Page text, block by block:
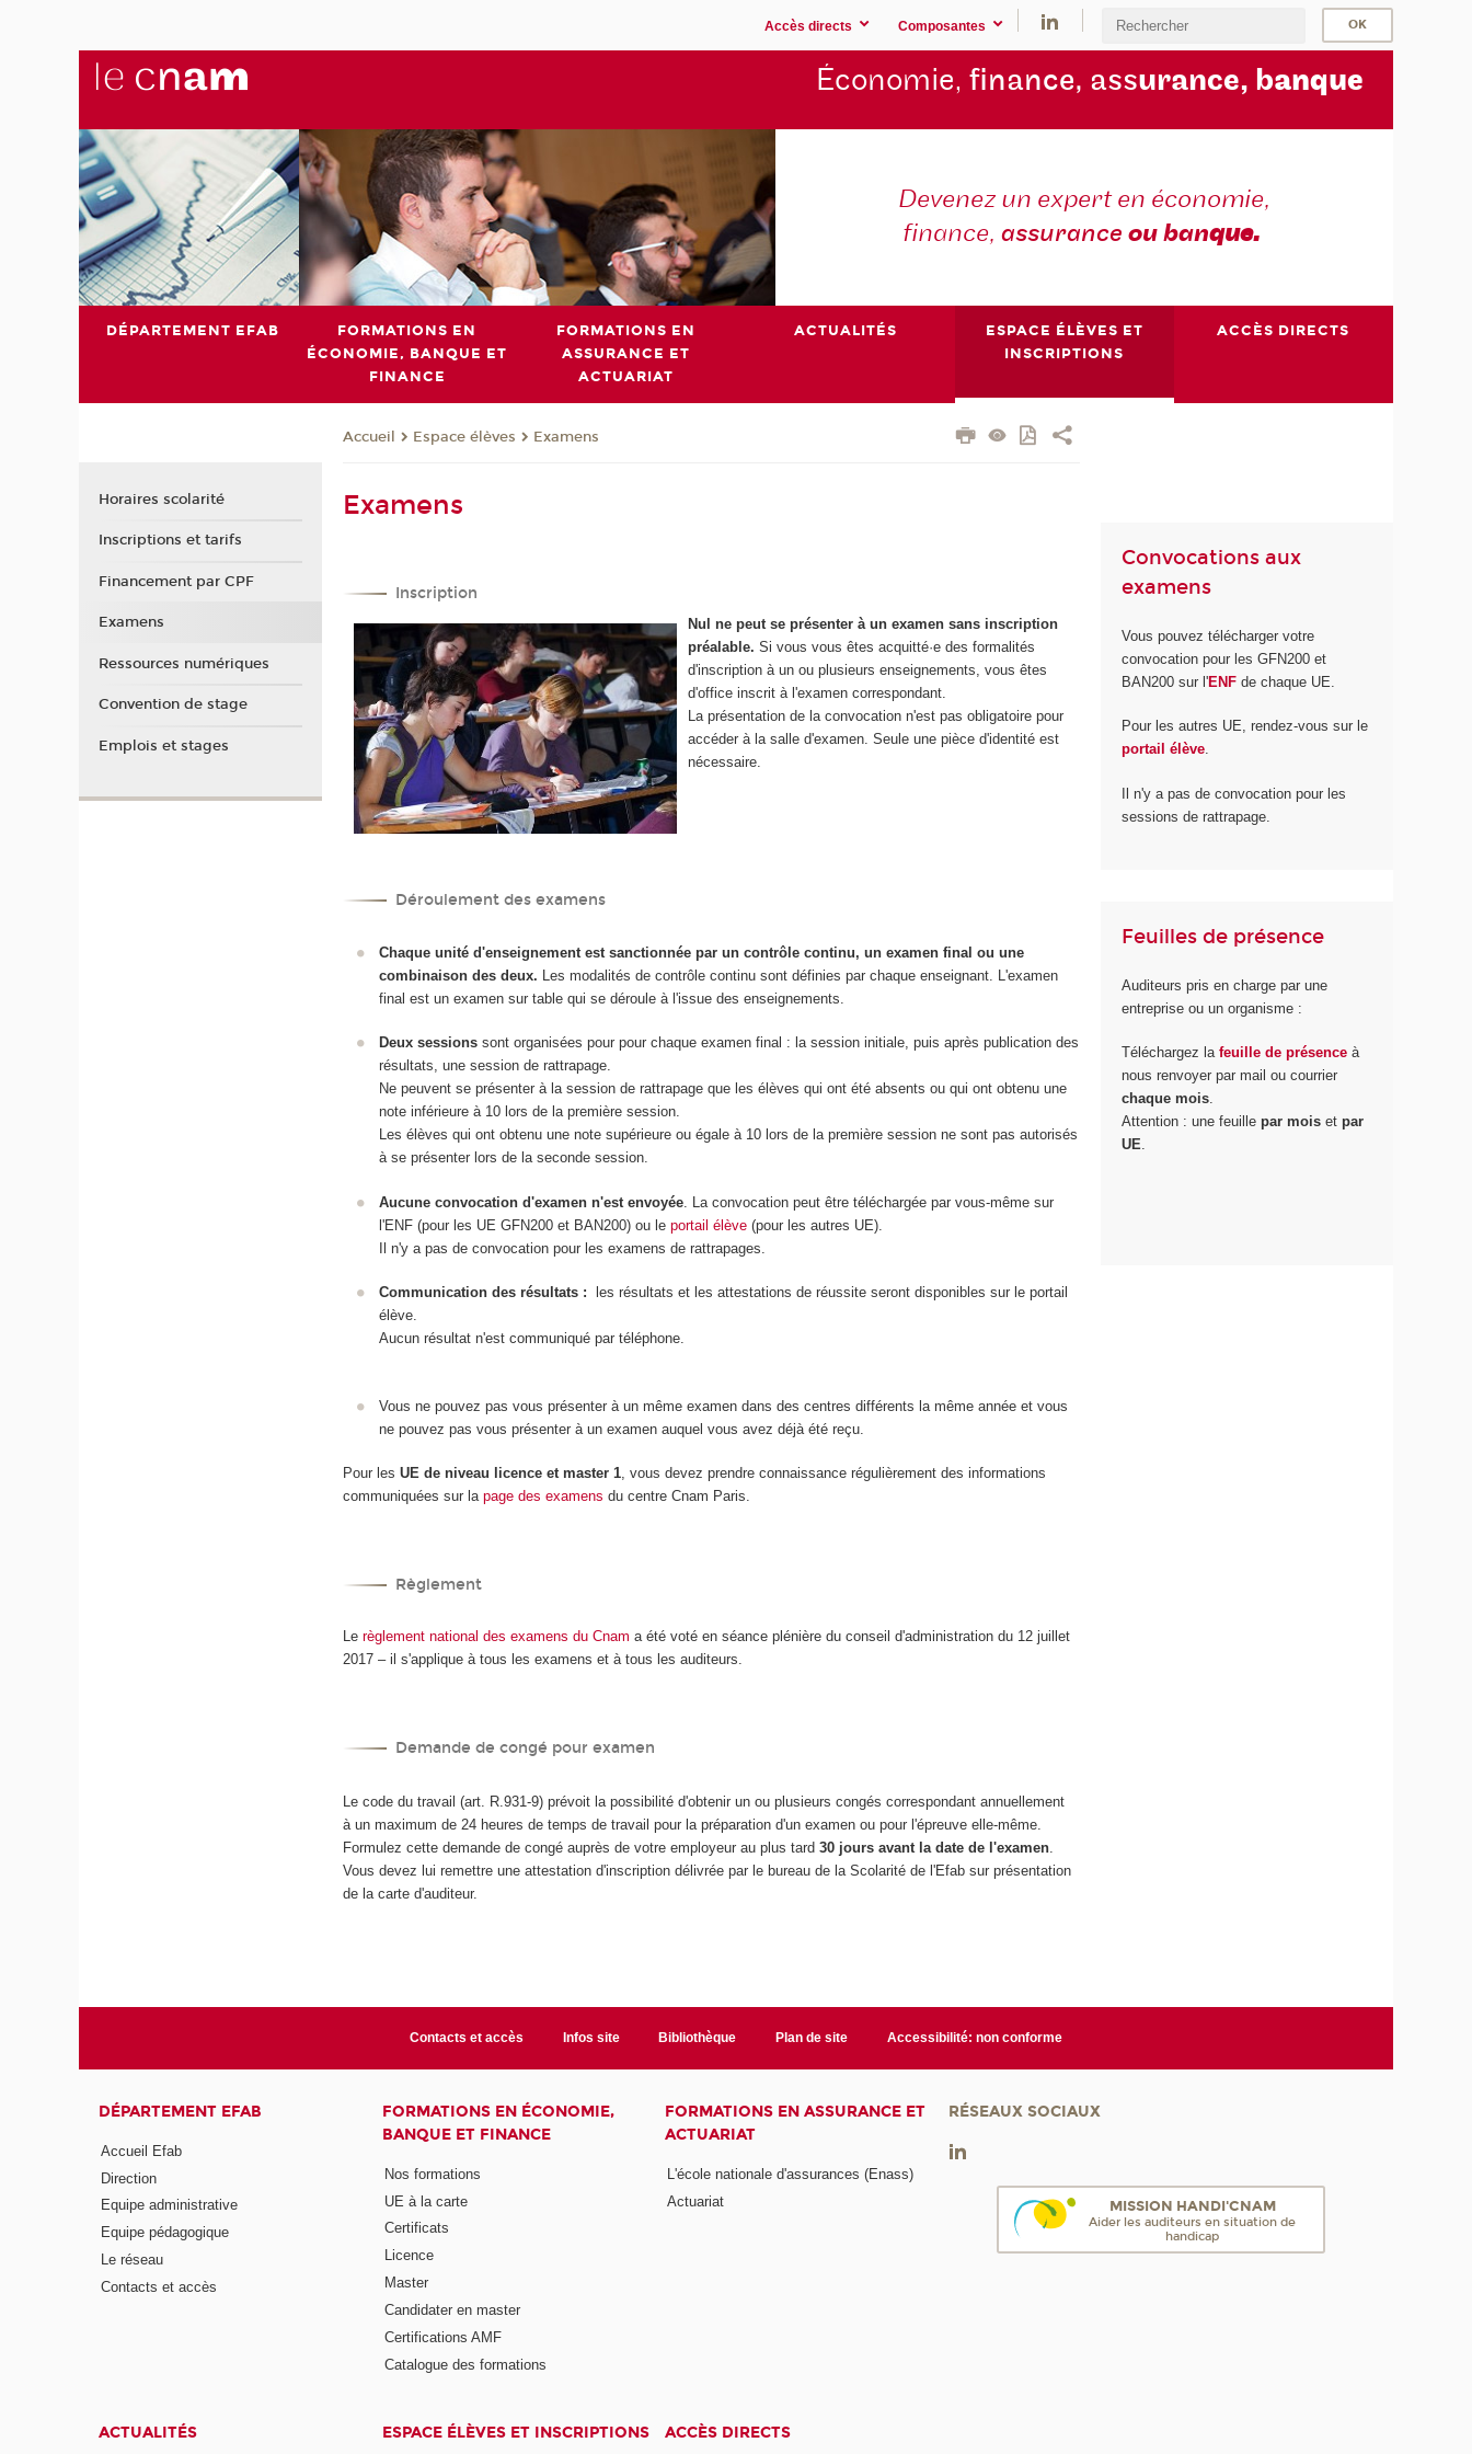
Accès directs Composantes
Économie, finance, assurance, banque
Devenez un expert en économie,
finance, assurance ou banque.
DÉPARTEMENT EFAB
FORMATIONS EN
ÉCONOMIE, BANQUE ET
FINANCE
FORMATIONS EN
ASSURANCE ET
ACTUARIAT
ACTUALITÉS
ESPACE ÉLÈVES ET
INSCRIPTIONS
ACCÈS DIRECTS
Accueil Espace élèves Examens
Examens
Inscription
Nul ne peut se présenter à un examen sans inscription
préalable.Si vous vous êtes acquitté·e des formalités
d'inscription à un ou plusieurs enseignements, vous êtes
d'office inscrit à l'examen correspondant.
La présentation de la convocation n'est pas obligatoire pour
accéder à la salle d'examen. Seule une pièce d'identité est
nécessaire.
Déroulement des examens
Chaque unité d'enseignement est sanctionnée par un contrôle continu, un examen final ou une
combinaison des deux. Les modalités de contrôle continu sont définies par chaque enseignant. L'examen
final est un examen sur table qui se déroule à l'issue des enseignements.
Deux sessionssont organisées pour pour chaque examen final : la session initiale, puis après publication des
résultats, une session de rattrapage.
Ne peuvent se présenter à la session de rattrapage que les élèves qui ont été absents ou qui ont obtenu une
note inférieure à 10 lors de la première session.
Les élèves qui ont obtenu une note supérieure ou égale à 10 lors de la première session ne sont pas autorisés
à se présenter lors de la seconde session.
Aucune convocation d'examen n'est envoyée. La convocation peut être téléchargée par vous-même sur
l'ENF (pour les UE GFN200 et BAN200) ou le portail élève(pour les autres UE).
Il n'y a pas de convocation pour les examens de rattrapages.
Communication des résultats :
les résultats et les attestations de réussite seront disponibles sur le portail
élève.
Aucun résultat n'est communiqué par téléphone.
Vous ne pouvez pas vous présenter à un même examen dans des centres différents la même année et vous
ne pouvez pas vous présenter à un examen auquel vous avez déjà été reçu.
Pour lesUE de niveau licence et master 1, vous devez prendre connaissance régulièrement des informations
communiquées sur lapage des examens du centre Cnam Paris.
Règlement
Lerèglement national des examens du Cnam a été voté en séance plénière du conseil d'administration du 12 juillet
2017 – il s'applique à tous les examens et à tous les auditeurs.
Demande de congé pour examen
Le code du travail (art. R.931-9) prévoit la possibilité d'obtenir un ou plusieurs congés correspondant annuellement
à un maximum de 24 heures de temps de travail pour la préparation d'un examen ou pour l'épreuve elle-même.
Formulez cette demande de congé auprès de votre employeur au plus tard30 jours avant la date de l'examen.
Vous devez lui remettre une attestation d'inscription délivrée par le bureau de la Scolarité de l'Efab sur présentation
de la carte d'auditeur.
Convocations aux
examens
Vous pouvez télécharger votre
convocation pour les GFN200 et
BAN200 sur l'ENF de chaque UE.
Pour les autres UE, rendez-vous sur le
portail élève.
Il n'y a pas de convocation pour les
sessions de rattrapage.
Feuilles de présence
Auditeurs pris en charge par une
entreprise ou un organisme :
Téléchargez lafeuille de présence à
nous renvoyer par mail ou courrier
chaque mois.
Attention : une feuillepar mois etpar
UE.
Horaires scolarité
Inscriptions et tarifs
Financement par CPF
Examens
Ressources numériques
Convention de stage
Emplois et stages
Contacts et accès Infos site Bibliothèque Plan de site Accessibilité: non conforme
DÉPARTEMENT EFAB
Accueil Efab
Direction
Equipe administrative
Equipe pédagogique
Le réseau
Contacts et accès
FORMATIONS EN ÉCONOMIE,
BANQUE ET FINANCE
Nos formations
UE à la carte
Certificats
Licence
Master
Candidater en master
Certifications AMF
Catalogue des formations
FORMATIONS EN ASSURANCE ET
ACTUARIAT
L'école nationale d'assurances (Enass)
Actuariat
ACTUALITÉS ESPACE ÉLÈVES ET INSCRIPTIONS ACCÈS DIRECTS
RÉSEAUX SOCIAUX
MISSION HANDI'CNAM
Aider les auditeurs en situation de
handicap